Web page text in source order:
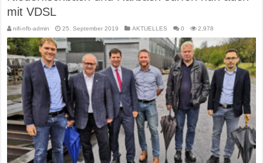
mit VDSL
nifi-nfb-admin 25. September 2019 AKTUELLES 0 2,978